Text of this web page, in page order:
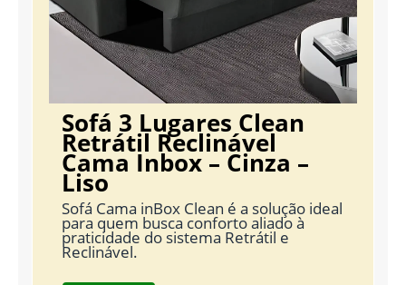
Sofá 3 Lugares Clean
Retrátil Reclinável
Cama Inbox – Cinza –
Liso
Sofá Cama inBox Clean é a solução ideal
para quem busca conforto aliado à
praticidade do sistema Retrátil e
Reclinável.